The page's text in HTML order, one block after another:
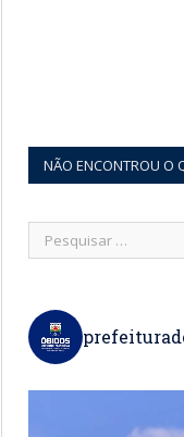
NÃO ENCONTROU O